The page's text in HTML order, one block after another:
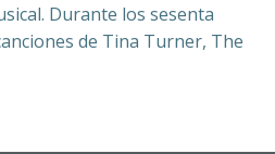
Durante los sesenta
de Tina Turner, The